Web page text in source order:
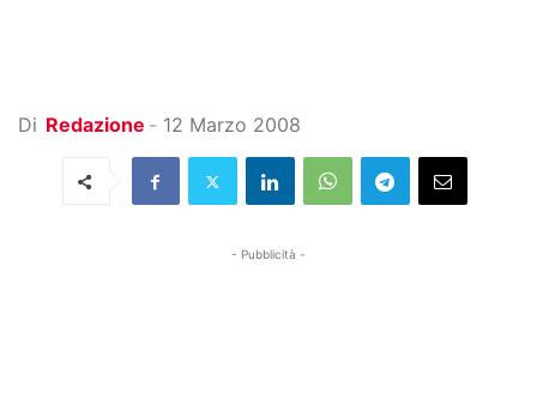
Di Redazione - 12 Marzo 2008
- Pubblicità -